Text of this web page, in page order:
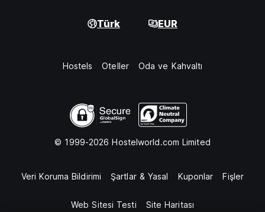
Türk EUR
Hostels Oteller Oda ve Kahvaltı
© 1999-2026 Hostelworld.com Limited
Veri Koruma Bildirimi Şartlar & Yasal Kuponlar Fişler
Web Sitesi Testi Site Haritası